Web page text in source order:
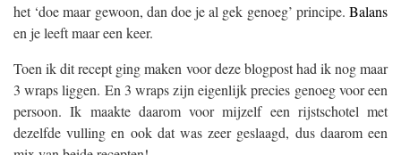
het ‘doe maar gewoon, dan doe je al gek genoeg’ principe. Balans
en je leeft maar een keer.
Toen ik dit recept ging maken voor deze blogpost had ik nog maar
3 wraps liggen. En 3 wraps zijn eigenlijk precies genoeg voor een
persoon. Ik maakte daarom voor mijzelf een rijstschotel met
dezelfde vulling en ook dat was zeer geslaagd, dus daarom een